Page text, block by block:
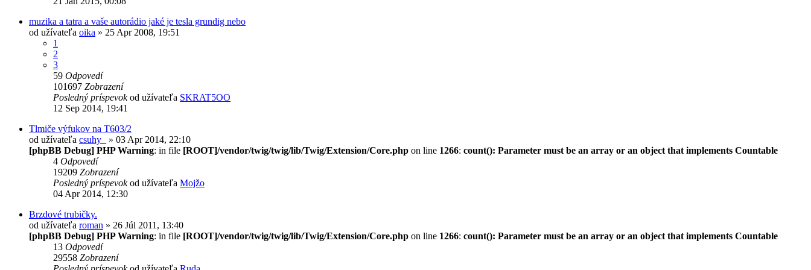
muzika a tatra a vaše autorádio jaké je tesla grundig nebo
od užívateľa oika » 25 Apr 2008, 19:51
1
2
3
59 Odpovedí
101697 Zobrazení
Posledný príspevokod užívateľa SKRAT5OO
12 Sep 2014, 19:41
Tlmiče výfukov na T603/2
od užívateľa csuhy_
» 03 Apr 2014, 22:10
[phpBB Debug] PHP Warning: in file [ROOT]/vendor/twig/twig/lib/Twig/Extension/Core.php on line 1266: count(): Parameter must be an array or an object that implements Countable
4 Odpovedí
19209 Zobrazení
Posledný príspevokod užívateľa Mojžo
04 Apr 2014, 12:30
Brzdové trubičky.
od užívateľa roman » 26 Júl 2011, 13:40
[phpBB Debug] PHP Warning: in file [ROOT]/vendor/twig/twig/lib/Twig/Extension/Core.php on line 1266: count(): Parameter must be an array or an object that implements Countable
13 Odpovedí
29558 Zobrazení